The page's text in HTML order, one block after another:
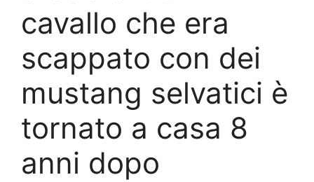
cavallo che era
scappato con dei
mustang selvatici è
tornato a casa 8
anni dopo